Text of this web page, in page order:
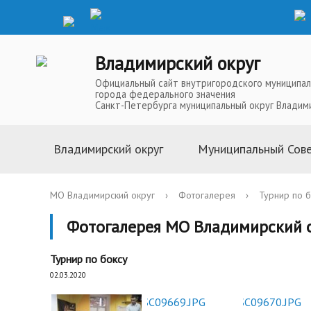
Владимирский округ
Официальный сайт внутригородского
города федерального значения
Санкт-Петербурга муниципальный округ
Владимирский округ
Информация о муниципальной
Устав
Символика
Карта округа
Муниципальный
Глава
Полномочия
Повестки,
МО Владимирский округ › Фотогалерея › Турнир по
Фотогалерея МО Владимирский
Турнир по боксу
02.03.2020